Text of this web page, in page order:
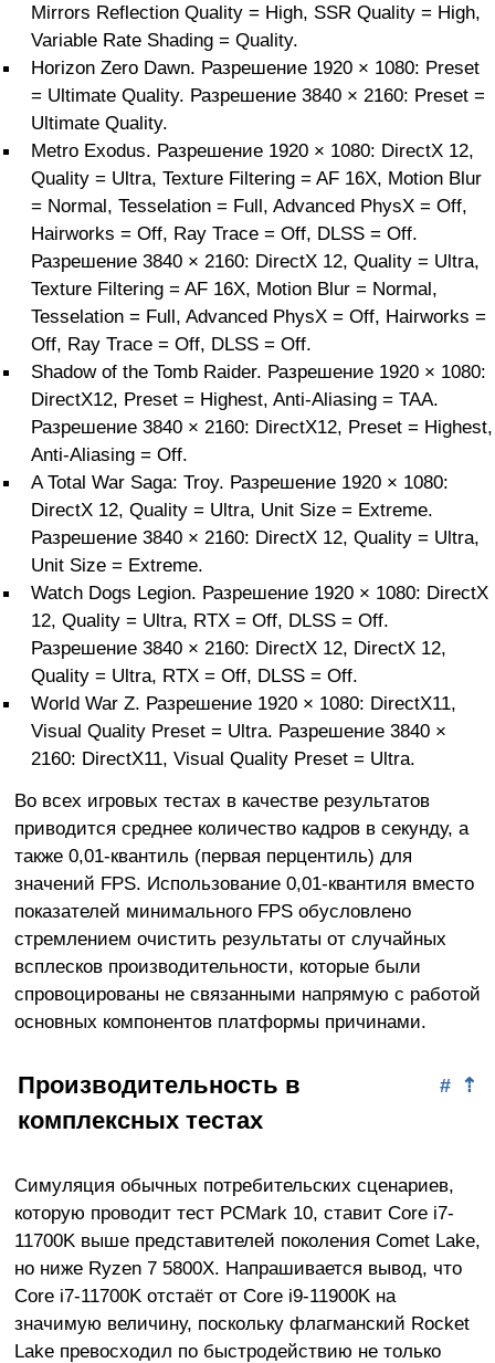
Mirrors Reflection Quality = High, SSR Quality = High,
Variable Rate Shading = Quality.
Horizon Zero Dawn. Разрешение 1920 × 1080: Preset
= Ultimate Quality. Разрешение 3840 × 2160: Preset =
Ultimate Quality.
Metro Exodus. Разрешение 1920 × 1080: DirectX 12,
Quality = Ultra, Texture Filtering = AF 16X, Motion Blur
= Normal, Tesselation = Full, Advanced PhysX = Off,
Hairworks = Off, Ray Trace = Off, DLSS = Off.
Разрешение 3840 × 2160: DirectX 12, Quality = Ultra,
Texture Filtering = AF 16X, Motion Blur = Normal,
Tesselation = Full, Advanced PhysX = Off, Hairworks =
Off, Ray Trace = Off, DLSS = Off.
Shadow of the Tomb Raider. Разрешение 1920 × 1080:
DirectX12, Preset = Highest, Anti-Aliasing = TAA.
Разрешение 3840 × 2160: DirectX12, Preset = Highest,
Anti-Aliasing = Off.
A Total War Saga: Troy. Разрешение 1920 × 1080:
DirectX 12, Quality = Ultra, Unit Size = Extreme.
Разрешение 3840 × 2160: DirectX 12, Quality = Ultra,
Unit Size = Extreme.
Watch Dogs Legion. Разрешение 1920 × 1080: DirectX
12, Quality = Ultra, RTX = Off, DLSS = Off.
Разрешение 3840 × 2160: DirectX 12, DirectX 12,
Quality = Ultra, RTX = Off, DLSS = Off.
World War Z. Разрешение 1920 × 1080: DirectX11,
Visual Quality Preset = Ultra. Разрешение 3840 ×
2160: DirectX11, Visual Quality Preset = Ultra.
Во всех игровых тестах в качестве результатов
приводится среднее количество кадров в секунду, а
также 0,01-квантиль (первая перцентиль) для
значений FPS. Использование 0,01-квантиля вместо
показателей минимального FPS обусловлено
стремлением очистить результаты от случайных
всплесков производительности, которые были
спровоцированы не связанными напрямую с работой
основных компонентов платформы причинами.
⇡
#
Производительность в
комплексных тестах
Симуляция обычных потребительских сценариев,
которую проводит тест PCMark 10, ставит Core i7-
11700K выше представителей поколения Comet Lake,
но ниже Ryzen 7 5800X. Напрашивается вывод, что
Core i7-11700K отстаёт от Core i9-11900K на
значимую величину, поскольку флагманский Rocket
Lake превосходил по быстродействию не только